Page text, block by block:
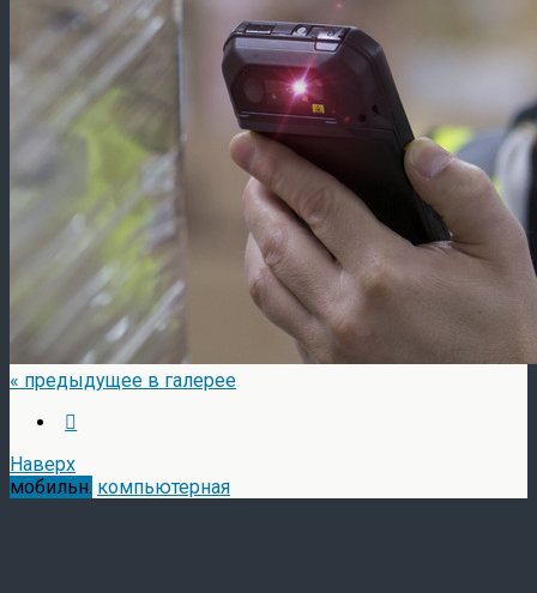
« предыдущее в галерее
Наверх
мобильн. компьютерная